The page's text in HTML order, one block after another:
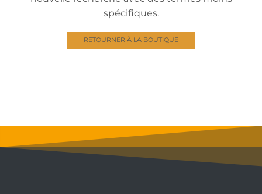
spécifiques.
RETOURNER À LA BOUTIQUE